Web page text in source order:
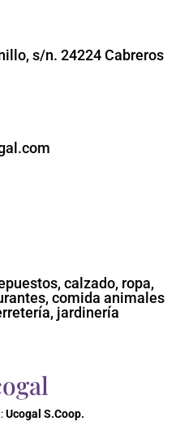
s/n. 24224 Cabreros
calzado, ropa,
comida animales
jardinería
:Ucogal S.Coop.